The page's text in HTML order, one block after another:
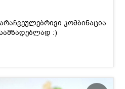
კომბინაცია
:)